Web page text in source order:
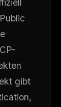
gibt